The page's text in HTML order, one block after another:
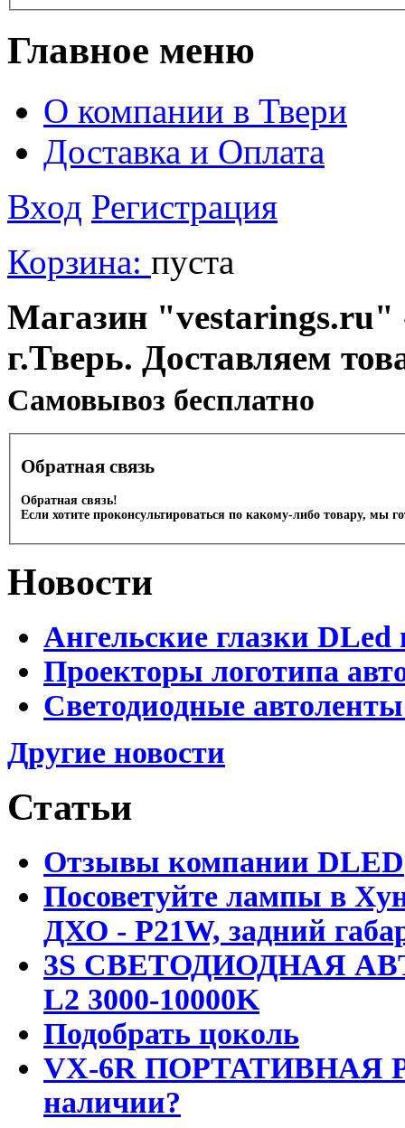
Главное меню
О компании в Твери
Доставка и Оплата
Вход Регистрация
Корзина: пуста
Магазин "vestarings.ru"
г.Тверь. Доставляем
Cамовывоз бесплатно
Обратная связь
Обратная связь!
Если хотите проконсультироваться по какому-либо товару, мы
Новости
Ангельские глазки DLed
Проекторы логотипа
Светодиодные
Другие новости
Статьи
Отзывы компании DLED
Посоветуйте лампы в
ДХО - P21W, задний
3S СВЕТОДИОДНАЯ
L2 3000-10000K
Подобрать цоколь
VX-6R ПОРТАТИВНАЯ
наличии?